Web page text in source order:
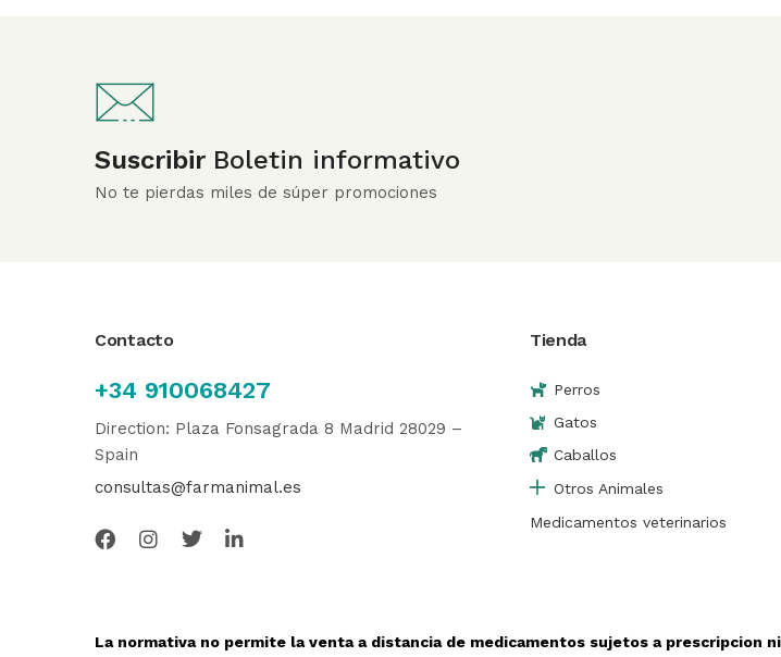
Suscribir Boletin informativo
No te pierdas miles de súper promociones
Contacto
+34 910068427
Direction: Plaza Fonsagrada 8 Madrid 28029 –
Spain
consultas@farmanimal.es
Tienda
Perros
Gatos
Caballos
Otros Animales
Medicamentos veterinarios
La normativa no permite la venta a distancia de medicamentos sujetos a prescripcion